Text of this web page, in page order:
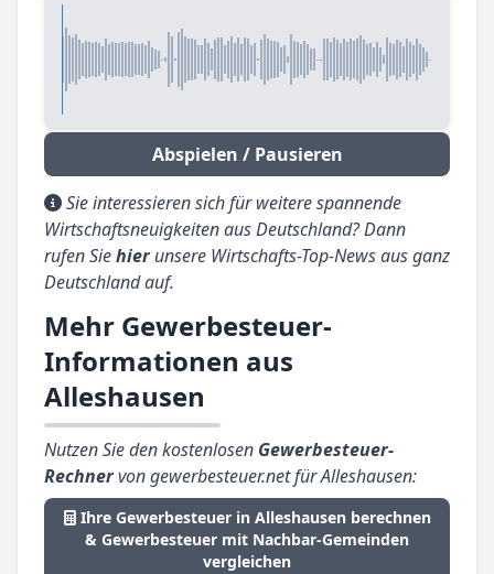
Abspielen / Pausieren
Sie interessieren sich für weitere spannende
Wirtschaftsneuigkeiten aus Deutschland? Dann
rufen Siehierunsere Wirtschafts-Top-News aus ganz
Deutschland auf.
Mehr Gewerbesteuer-
Informationen aus
Alleshausen
Nutzen Sie den kostenlosen Gewerbesteuer-
Rechnervon gewerbesteuer.net für Alleshausen:
Ihre Gewerbesteuer in Alleshausen berechnen
& Gewerbesteuer mit Nachbar-Gemeinden
vergleichen